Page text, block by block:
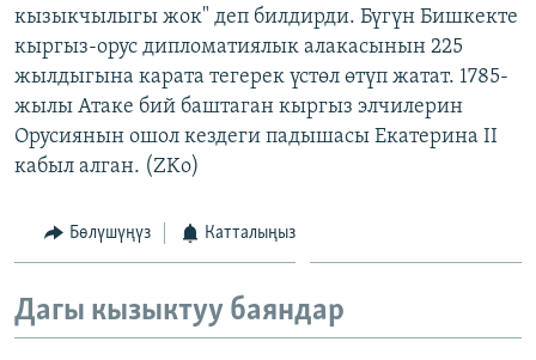
ЭЕ/АРнун бардык сайттары
кызыкчылыгы жок" деп билдирди. Бүгүн Бишкекте
кыргыз-орус дипломатиялык алакасынын 225
жылдыгына карата тегерек үстөл өтүп жатат. 1785-
жылы Атаке бий баштаган кыргыз элчилерин
Орусиянын ошол кездеги падышасы Екатерина II
кабыл алган. (ZKo)
Бөлүшүңүз Катталыңыз
Дагы кызыктуу баяндар